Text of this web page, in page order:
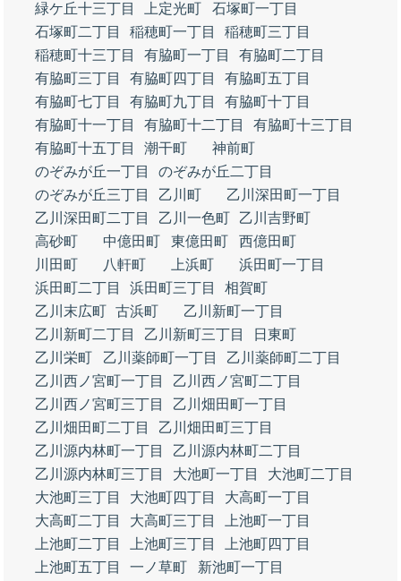
緑ケ丘十三丁目
上定光町
石塚町一丁目
石塚町二丁目
稲穂町一丁目
稲穂町三丁目
稲穂町十三丁目
有脇町一丁目
有脇町二丁目
有脇町三丁目
有脇町四丁目
有脇町五丁目
有脇町七丁目
有脇町九丁目
有脇町十丁目
有脇町十一丁目
有脇町十二丁目
有脇町十三丁目
有脇町十五丁目
潮干町
神前町
のぞみが丘一丁目
のぞみが丘二丁目
のぞみが丘三丁目
乙川町
乙川深田町一丁目
乙川深田町二丁目
乙川一色町
乙川吉野町
高砂町
中億田町 東億田町
西億田町
川田町
八軒町 上浜町
浜田町一丁目
浜田町二丁目
浜田町三丁目
相賀町
乙川末広町 古浜町
乙川新町一丁目
乙川新町二丁目
乙川新町三丁目
日東町
乙川栄町
乙川薬師町一丁目
乙川薬師町二丁目
乙川西ノ宮町一丁目
乙川西ノ宮町二丁目
乙川西ノ宮町三丁目
乙川畑田町一丁目
乙川畑田町二丁目
乙川畑田町三丁目
乙川源内林町一丁目
乙川源内林町二丁目
乙川源内林町三丁目
大池町一丁目
大池町二丁目
大池町三丁目
大池町四丁目
大高町一丁目
大高町二丁目
大高町三丁目
上池町一丁目
上池町二丁目
上池町三丁目
上池町四丁目
上池町五丁目
一ノ草町 新池町一丁目